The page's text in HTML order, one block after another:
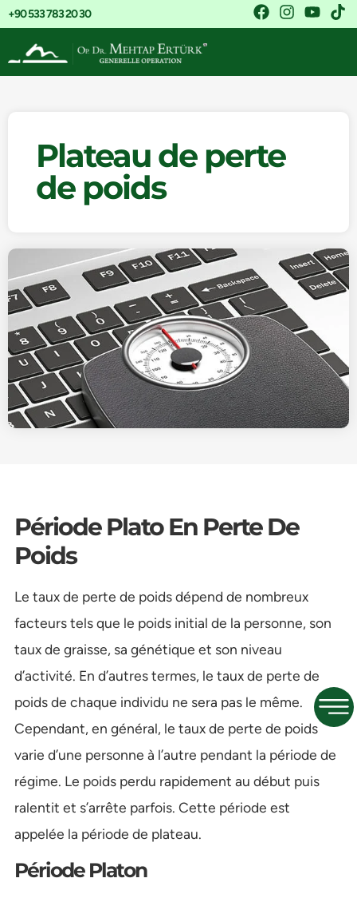
+90 533 783 20 30
Plateau de perte
de poids
Période Plato En Perte De
Poids
Le taux de perte de poids dépend de nombreux
facteurs tels que le poids initial de la personne, son
taux de graisse, sa génétique et son niveau
d’activité. En d’autres termes, le taux de perte de
poids de chaque individu ne sera pas le même.
Cependant, en général, le taux de perte de poids
varie d’une personne à l’autre pendant la période de
régime. Le poids perdu rapidement au début puis
ralentit et s’arrête parfois. Cette période est
appelée la période de plateau.
Période Platon